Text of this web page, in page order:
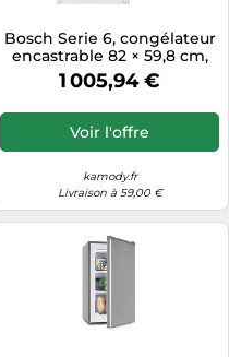
Bosch Serie 6, congélateur
encastrable 82 × 59,8 cm,
Soft Close, charniere plate
GUN21ADE0
1 005,94 €
Voir l'offre
kamody.fr
Livraison à 59,00 €